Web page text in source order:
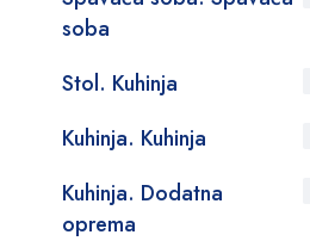
soba
Stol. Kuhinja
Kuhinja. Kuhinja
Kuhinja. Dodatna
oprema